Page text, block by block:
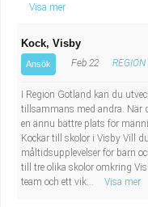
Visa mer
Kock, Visby
Ansök Feb 22
I Region Gotland kan du
tillsammans med andra. När
en ännu bättre plats för
Kockar till skolor i Visby Vill
måltidsupplevelser för barn
till tre olika skolor omkring
team och ett vik...
Visa mer